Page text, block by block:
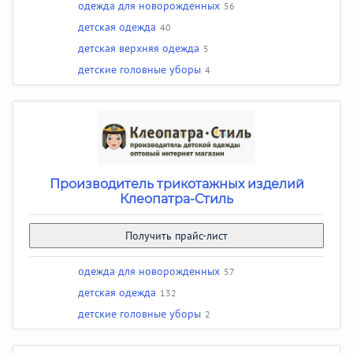
одежда для новорожденных 56
детская одежда 40
детская верхняя одежда 5
детские головные уборы 4
Производитель трикотажных изделий
Клеопатра-Стиль
Получить прайс-лист
одежда для новорожденных 57
детская одежда 132
детские головные уборы 2